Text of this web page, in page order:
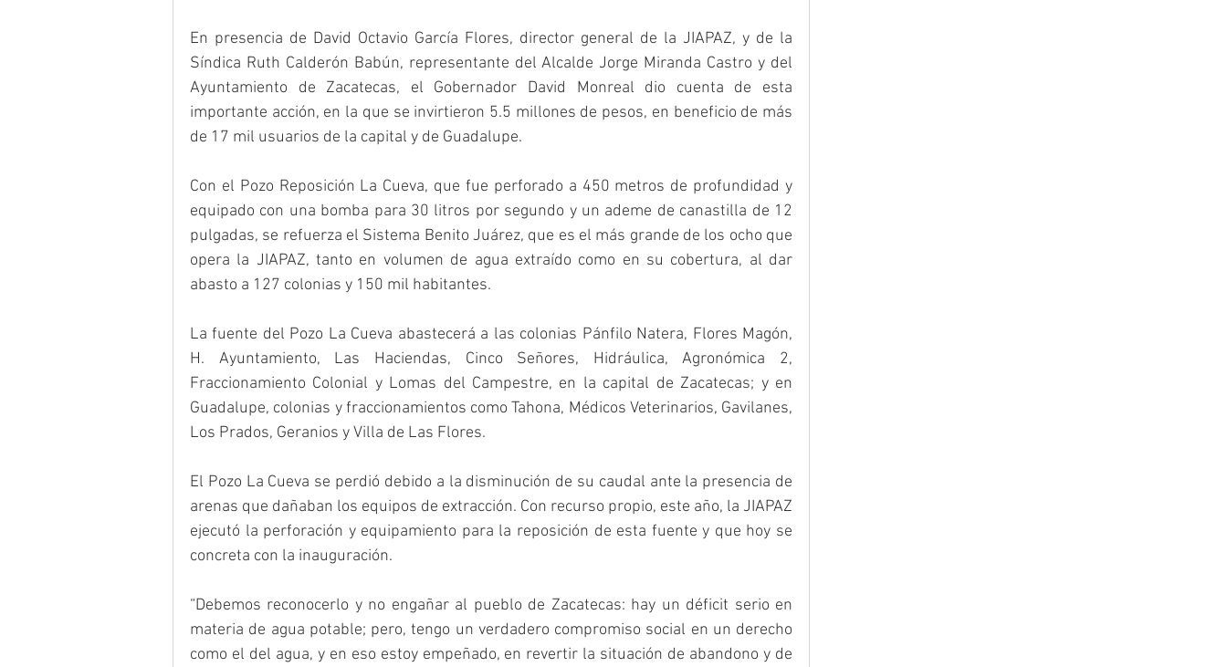
En presencia de David Octavio García Flores, director general de la JIAPAZ, y de la
Síndica Ruth Calderón Babún, representante del Alcalde Jorge Miranda Castro y del
Ayuntamiento de Zacatecas, el Gobernador David Monreal dio cuenta de esta
importante acción, en la que se invirtieron 5.5 millones de pesos, en beneficio de más
de 17 mil usuarios de la capital y de Guadalupe.
Con el Pozo Reposición La Cueva, que fue perforado a 450 metros de profundidad y
equipado con una bomba para 30 litros por segundo y un ademe de canastilla de 12
pulgadas, se refuerza el Sistema Benito Juárez, que es el más grande de los ocho que
opera la JIAPAZ, tanto en volumen de agua extraído como en su cobertura, al dar
abasto a 127 colonias y 150 mil habitantes.
La fuente del Pozo La Cueva abastecerá a las colonias Pánfilo Natera, Flores Magón,
H. Ayuntamiento, Las Haciendas, Cinco Señores, Hidráulica, Agronómica 2,
Fraccionamiento Colonial y Lomas del Campestre, en la capital de Zacatecas; y en
Guadalupe, colonias y fraccionamientos como Tahona, Médicos Veterinarios, Gavilanes,
Los Prados, Geranios y Villa de Las Flores.
El Pozo La Cueva se perdió debido a la disminución de su caudal ante la presencia de
arenas que dañaban los equipos de extracción. Con recurso propio, este año, la JIAPAZ
ejecutó la perforación y equipamiento para la reposición de esta fuente y que hoy se
concreta con la inauguración.
“Debemos reconocerlo y no engañar al pueblo de Zacatecas: hay un déficit serio en
materia de agua potable; pero, tengo un verdadero compromiso social en un derecho
como el del agua, y en eso estoy empeñado, en revertir la situación de abandono y de